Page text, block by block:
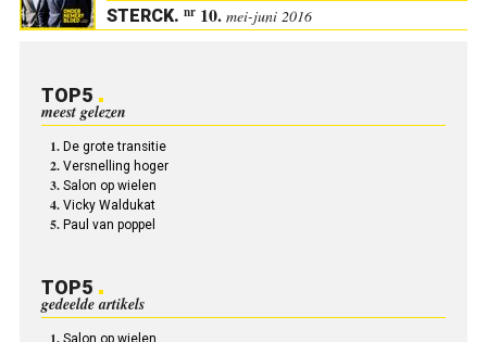
STERCK. nr10. mei-juni 2016
TOP5
meest gelezen
De grote transitie
Versnelling hoger
Salon op wielen
Vicky Waldukat
Paul van poppel
TOP5
gedeelde artikels
Salon op wielen